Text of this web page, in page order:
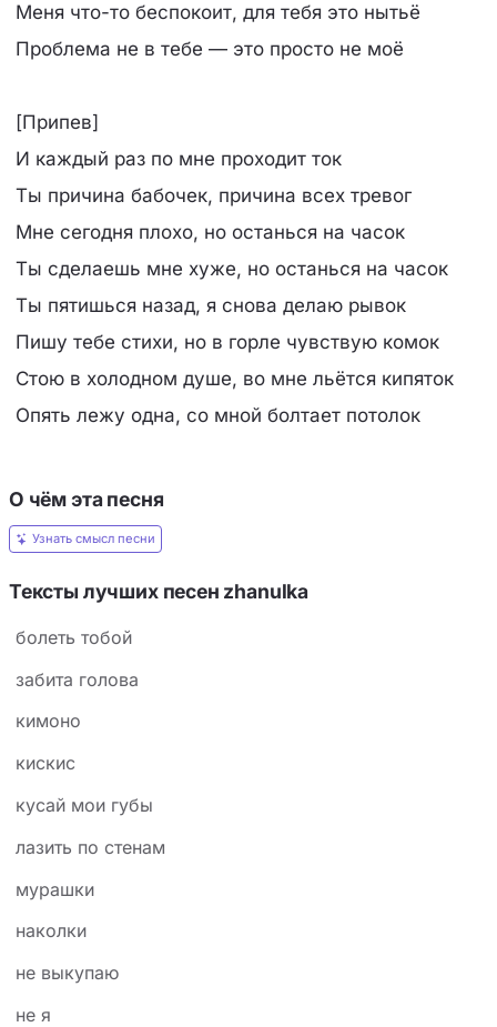
Меня что-то беспокоит, для тебя это нытьё
Проблема не в тебе — это просто не моё
[Припев]
И каждый раз по мне проходит ток
Ты причина бабочек, причина всех тревог
Мне сегодня плохо, но останься на часок
Ты сделаешь мне хуже, но останься на часок
Ты пятишься назад, я снова делаю рывок
Пишу тебе стихи, но в горле чувствую комок
Стою в холодном душе, во мне льётся кипяток
Опять лежу одна, со мной болтает потолок
О чём эта песня
Узнать смысл песни
Тексты лучших песен zhanulka
болеть тобой
забита голова
кимоно
кискис
кусай мои губы
лазить по стенам
мурашки
наколки
не выкупаю
не я